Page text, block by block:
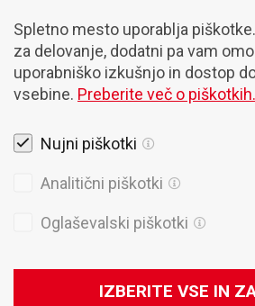
Spletno mesto uporablja
za delovanje, dodatni pa vam
uporabniško izkušnjo in dostop
vsebine. Preberite več o piškotkih.
Nujni piškotki
Analitični piškotki
Oglaševalski piškotki
IZBERITE VSE IN